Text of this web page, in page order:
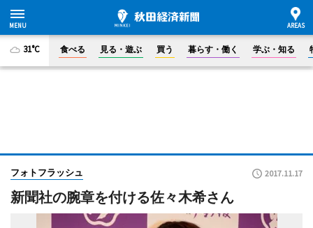
31°C 食べる 見る・遊ぶ 買う 暮らす・働く 学ぶ・知る
フォトフラッシュ 2017.11.17
新聞社の腕章を付ける佐々木希さん